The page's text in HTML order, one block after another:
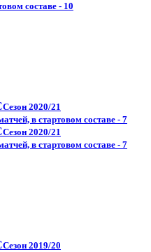
составе - 10
Сезон 2020/21
в стартовом составе - 7
Сезон 2020/21
в стартовом составе - 7
Сезон 2019/20